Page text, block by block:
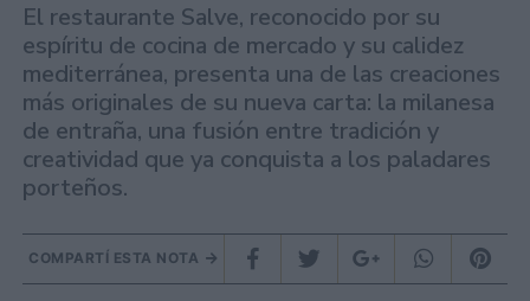
El restaurante Salve, reconocido por su
espíritu de cocina de mercado y su calidez
mediterránea, presenta una de las creaciones
más originales de su nueva carta: la milanesa
de entraña, una fusión entre tradición y
creatividad que ya conquista a los paladares
porteños.
COMPARTÍ ESTA NOTA